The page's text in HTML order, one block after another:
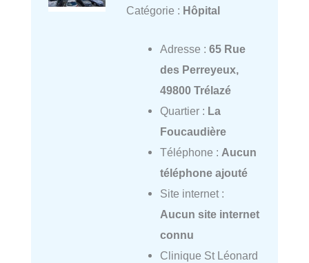
Catégorie : Hôpital
Adresse : 65 Rue
des Perreyeux,
49800 Trélazé
Quartier : La
Foucaudière
Téléphone : Aucun
téléphone ajouté
Site internet :
Aucun site internet
connu
Clinique St Léonard